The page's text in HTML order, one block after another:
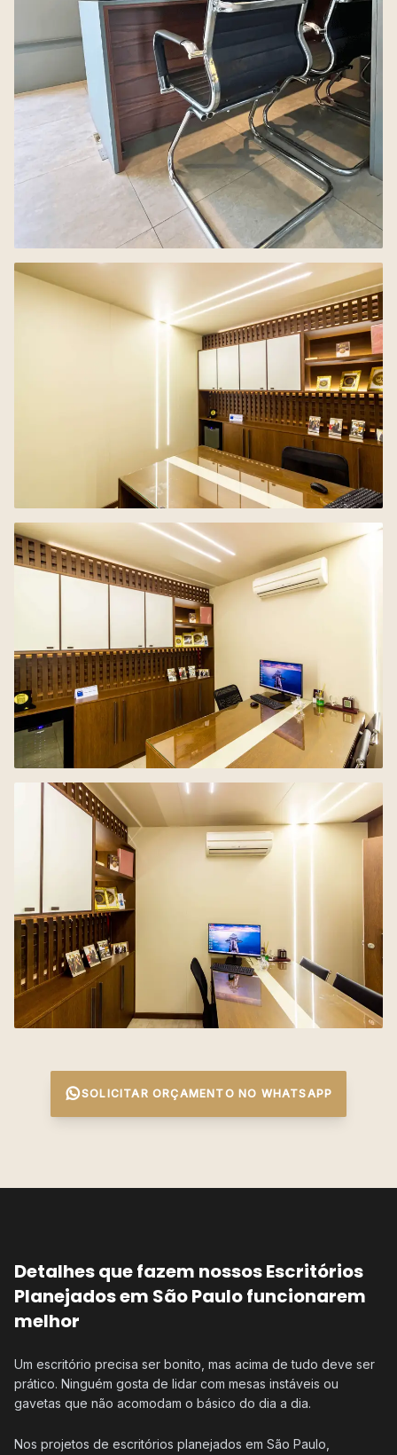
SOLICITAR ORÇAMENTO NO WHATSAPP
Detalhes que fazem nossos Escritórios
Planejados em São Paulo funcionarem
melhor
Um escritório precisa ser bonito, mas acima de tudo deve ser
prático. Ninguém gosta de lidar com mesas instáveis ou
gavetas que não acomodam o básico do dia a dia.
Nos projetos de escritórios planejados em São Paulo,